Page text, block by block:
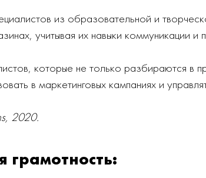
из образовательной и
учитывая их навыки коммуникации и
которые не только разбираются в
в маркетинговых кампаниях и
2020.
грамотность: